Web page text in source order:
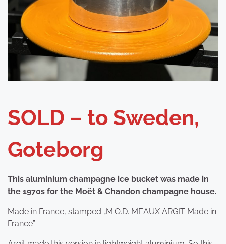
SOLD – to Sweden,
Goteborg
This aluminium champagne ice bucket was made in
the 1970s for the Moët & Chandon champagne house.
Made in France, stamped „M.O.D. MEAUX ARGIT Made in
France”.